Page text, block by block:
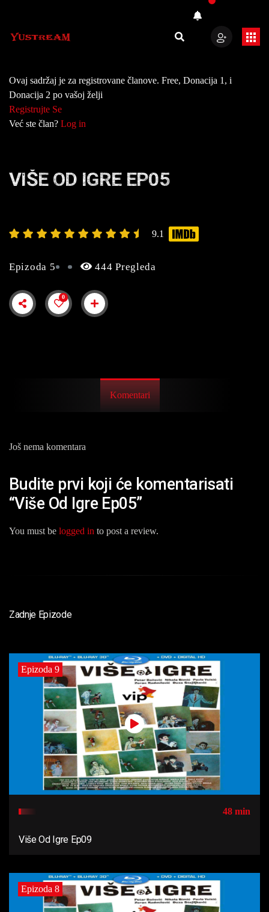
Ovaj sadržaj je za registrovane članove. Free, Donacija 1, i
Donacija 2 po vašoj želji
Registrujte Se
Već ste član? Log in
VIŠE OD IGRE EP05
9.1
Epizoda 5 444 Pregleda
0
Komentari
Još nema komentara
Budite prvi koji će komentarisati
“Više Od Igre Ep05”
You must be logged in to post a review.
Zadnje Epizode
Epizoda 9
48 min
Više Od Igre Ep09
Epizoda 8